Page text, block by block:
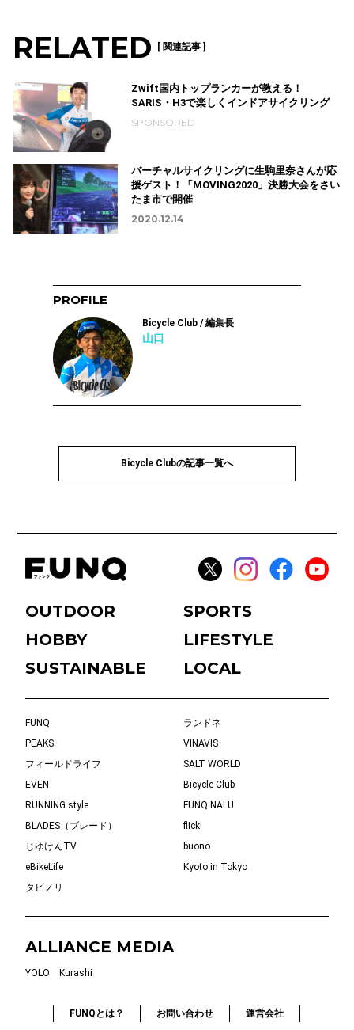
RELATED [ 関連記事 ]
Zwift国内トップランカーが教える！
SARIS・H3で楽しくインドアサイクリング
SPONSORED
バーチャルサイクリングに生駒里奈さんが応
援ゲスト！「MOVING2020」決勝大会をさい
たま市で開催
2020.12.14
PROFILE
Bicycle Club / 編集長
山口
Bicycle Clubの記事一覧へ
OUTDOOR
SPORTS
HOBBY
LIFESTYLE
SUSTAINABLE
LOCAL
FUNQ
ランドネ
PEAKS
VINAVIS
フィールドライフ
SALT WORLD
EVEN
Bicycle Club
RUNNING style
FUNQ NALU
BLADES（ブレード）
flick!
じゆけんTV
buono
eBikeLife
Kyoto in Tokyo
タビノリ
ALLIANCE MEDIA
YOLO Kurashi
FUNQとは？ お問い合わせ 運営会社